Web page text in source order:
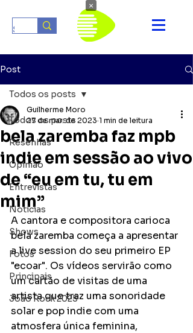
Post
Todos os posts
Resenhas
Opinião
Entrevistas
Notícias
Shows
Fotos
Principais
João Rock 2025
Todos os posts
bela zaremba faz mpb
indie em sessão ao vivo
de “eu em tu, tu em
mim”
Guilherme Moro
27 de mar. de 2023 1 min de leitura
A cantora e compositora carioca
bela zaremba começa a apresentar
a live session do seu primeiro EP
"ecoar". Os vídeos servirão como
um cartão de visitas de uma
artista que traz uma sonoridade
solar e pop indie com uma
atmosfera única feminina,
×